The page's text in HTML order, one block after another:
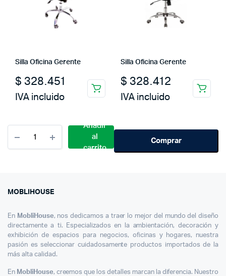
Silla Oficina Gerente
$ 328.451
IVA incluido
Silla Oficina Gerente
$ 328.412
IVA incluido
Silla
Gerente
Añadir
al
carrito
Comprar
MOBLIHOUSE
En MobliHouse, nos dedicamos a traer lo mejor del mundo del diseño
directamente a ti. Especializados en la ambientación, decoración y
exhibición de espacios para negocios, oficinas y hogares, nuestra
pasión es seleccionar cuidadosamente productos importados de la
más alta calidad.
En MobliHouse, creemos que los detalles marcan la diferencia. Nuestro